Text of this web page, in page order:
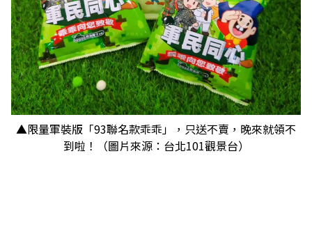
▲限量軍裝版「93聯名款乖乖」，只送不賣，晚來就領不
到啦！（圖片來源：台北101觀景台）